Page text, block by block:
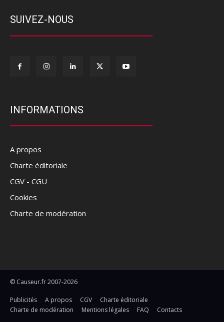
SUIVEZ-NOUS
INFORMATIONS
A propos
Charte éditoriale
CGV - CGU
Cookies
Charte de modération
© Causeur.fr 2007-2026
Publicités A propos CGV
Charte éditoriale
Charte de modération
Mentions légales FAQ Contacts